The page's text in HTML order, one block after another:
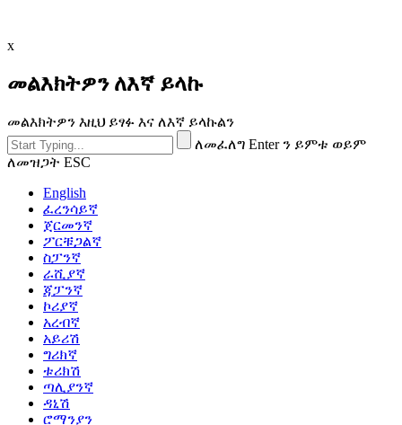
x
መልእክትዎን ለእኛ ይላኩ
መልእክትዎን እዚህ ይፃፉ እና ለእኛ ይላኩልን
ለመፈለግ Enter ን ይምቱ ወይም
ለመዝጋት ESC
English
ፈረንሳይኛ
ጀርመንኛ
ፖርቹጋልኛ
ስፓንኛ
ራሺያኛ
ጃፓንኛ
ኮሪያኛ
አረብኛ
አይሪሽ
ግሪክኛ
ቱሪክሽ
ጣሊያንኛ
ዳኒሽ
ሮማንያን